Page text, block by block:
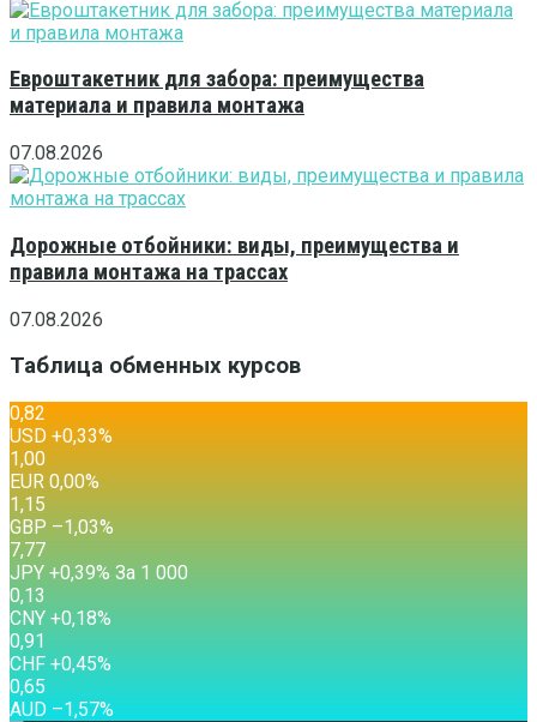
Евроштакетник для забора: преимущества
материала и правила монтажа
07.08.2026
Дорожные отбойники: виды, преимущества и
правила монтажа на трассах
07.08.2026
Таблица обменных курсов
0,82
USD +0,33%
1,00
EUR 0,00%
1,15
GBP –1,03%
7,77
JPY +0,39% За 1 000
0,13
CNY +0,18%
0,91
CHF +0,45%
0,65
AUD –1,57%